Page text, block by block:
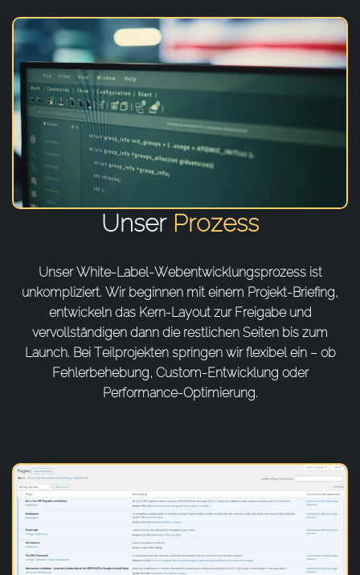
Unser Prozess
Unser White-Label-Webentwicklungsprozess ist
unkompliziert. Wir beginnen mit einem Projekt-Briefing,
entwickeln das Kern-Layout zur Freigabe und
vervollständigen dann die restlichen Seiten bis zum
Launch. Bei Teilprojekten springen wir flexibel ein – ob
Fehlerbehebung, Custom-Entwicklung oder
Performance-Optimierung.